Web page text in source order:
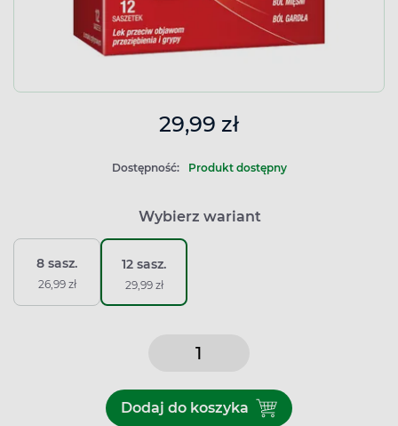
29,99 zł
Dostępność: Produkt dostępny
Wybierz wariant
8 sasz.
26,99 zł
12 sasz.
29,99 zł
Dodaj do koszykaDodaj do koszyka Gripex